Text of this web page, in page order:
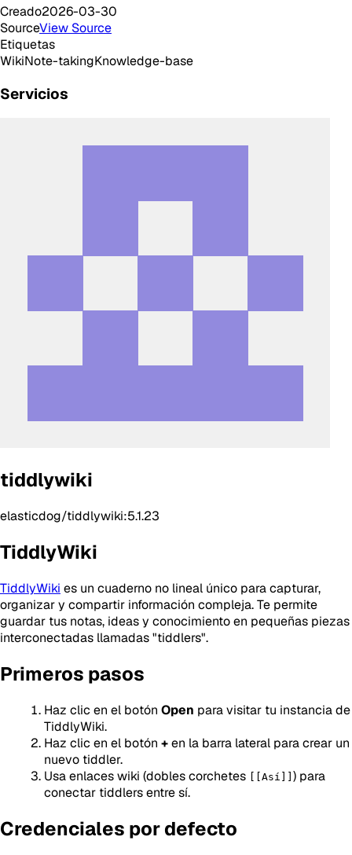
Creado2026-03-30
SourceView Source
Etiquetas
WikiNote-takingKnowledge-base
Servicios
tiddlywiki
elasticdog/tiddlywiki:5.1.23
TiddlyWiki
TiddlyWiki es un cuaderno no lineal único para capturar,
organizar y compartir información compleja. Te permite
guardar tus notas, ideas y conocimiento en pequeñas piezas
interconectadas llamadas "tiddlers".
Primeros pasos
Haz clic en el botón Open para visitar tu instancia de
TiddlyWiki.
Haz clic en el botón +en la barra lateral para crear un
nuevo tiddler.
Usa enlaces wiki (dobles corchetes [[Así]] ) para
conectar tiddlers entre sí.
Credenciales por defecto